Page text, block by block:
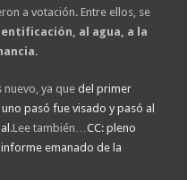
a votación. Entre ellos, se
al agua, a la
nuevo, ya quedel primer
pasó fue visado y pasó al
.Lee también…CC: pleno
emanado de la